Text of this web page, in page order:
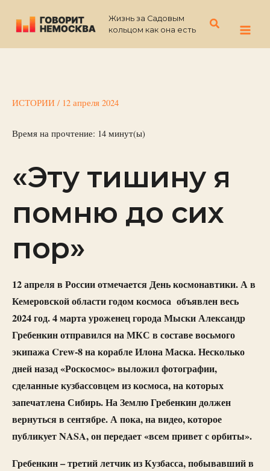
содержимому
Жизнь за Садовым
кольцом как она есть
Поиск
ИСТОРИИ / 12 апреля 2024
Время на прочтение: 14 минут(ы)
«Эту тишину я
помню до сих
пор»
12 апреля в России отмечается День космонавтики. А в
Кемеровской области годом космоса объявлен весь
2024 год. 4 марта уроженец города Мыски Александр
Гребенкин отправился на МКС в составе восьмого
экипажа Crew-8 на корабле Илона Маска. Несколько
дней назад «Роскосмос» выложил фотографии,
сделанные кузбассовцем из космоса, на которых
запечатлена Сибирь. На Землю Гребенкин должен
вернуться в сентябре. А пока, на видео, которое
публикует NASA, он передает «всем привет с орбиты».
Гребенкин – третий летчик из Кузбасса, побывавший в